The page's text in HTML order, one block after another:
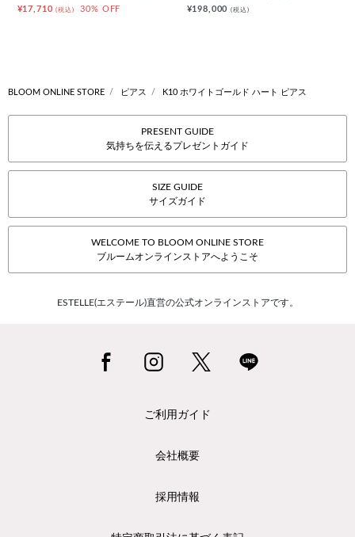
¥17,710(税込) 30% OFF
¥198,000(税込)
BLOOM ONLINE STORE ピアス K10 ホワイトゴールド ハート ピアス
PRESENT GUIDE
気持ちを伝えるプレゼントガイド
SIZE GUIDE
サイズガイド
WELCOME TO BLOOM ONLINE STORE
ブルームオンラインストアへようこそ
ESTELLE(エステール)直営の公式オンラインストアです。
ご利用ガイド
会社概要
採用情報